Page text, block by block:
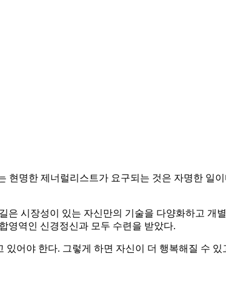
명한 제너럴리스트가 요구되는 것은 자명한 일
은 시장성이 있는 자신만의 기술을 다양화하고 개
영역인 신경정신과 모두 수련을 받았다.
어야 한다. 그렇게 하면 자신이 더 행복해질 수